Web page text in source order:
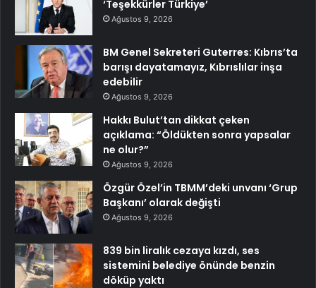
‘Teşekkürler Türkiye’
Ağustos 9, 2026
BM Genel Sekreteri Guterres: Kıbrıs’ta
barışı dayatamayız, Kıbrıslılar inşa
edebilir
Ağustos 9, 2026
Hakkı Bulut’tan dikkat çeken
açıklama: “Öldükten sonra yapsalar
ne olur?”
Ağustos 9, 2026
Özgür Özel’in TBMM’deki unvanı ‘Grup
Başkanı’ olarak değişti
Ağustos 9, 2026
839 bin liralık cezaya kızdı, ses
sistemini belediye önünde benzin
döküp yaktı